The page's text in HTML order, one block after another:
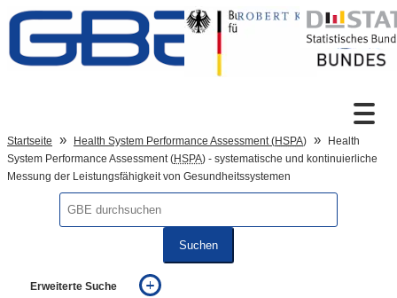
Zum Inhalt
Sprachumschaltung
Startseite Health System Performance Assessment (HSPA)
Health
System Performance Assessment (HSPA) - systematische und kontinuierliche
Messung der Leistungsfähigkeit von Gesundheitssystemen
Suchen
Erweiterte Suche